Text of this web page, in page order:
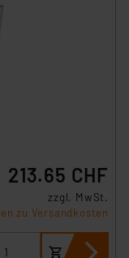
213.65 CHF
zzgl. MwSt.
zu Versandkosten